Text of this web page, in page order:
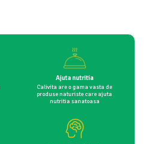
Ajuta nutritia
Calivita are o gama vasta de
produse naturiste care ajuta
nutritia sanatoasa